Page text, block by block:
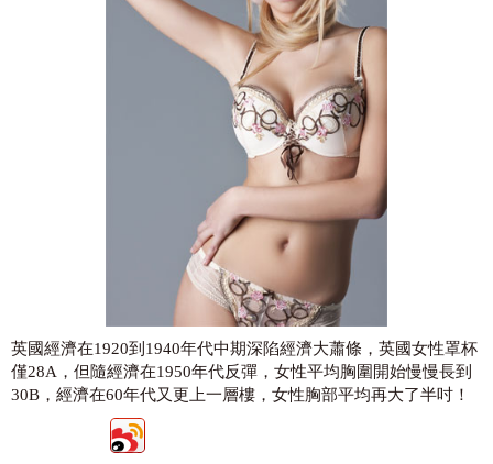
英國經濟在1920到1940年代中期深陷經濟大蕭條，英國女性罩杯
僅28A，但隨經濟在1950年代反彈，女性平均胸圍開始慢慢長到
30B，經濟在60年代又更上一層樓，女性胸部平均再大了半吋！